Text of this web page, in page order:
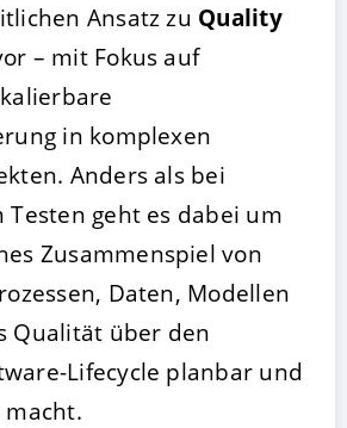
Ansatz zu Quality
– mit Fokus auf
in komplexen
Anders als bei
geht es dabei um
Zusammenspiel von
Daten, Modellen
Qualität über den
Lifecycle planbar und
KONFIGURIEREN
Datenschutz